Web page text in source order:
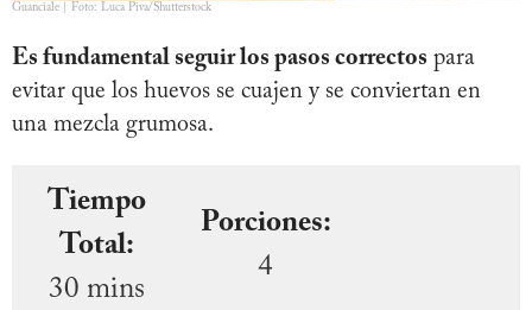
Guanciale | Foto: Luca Piva/Shutterstock
Es fundamental seguir los pasos correctos para
evitar que los huevos se cuajen y se conviertan en
una mezcla grumosa.
Tiempo
Total:
30 mins
Porciones:
4